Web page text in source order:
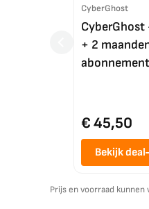
CyberGhost
CyberGhost
+ 2
abonnement
€ 45,50
Bekijk deal
Prijs en voorraad kunnen